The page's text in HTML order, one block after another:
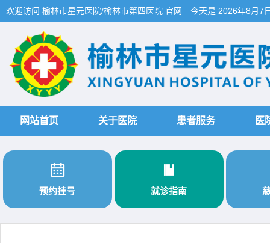
欢迎访问 榆林市星元医院/榆林市第四医院 官网 今天是 2026年8月7
网站首页 关于医院 患者服务 医

预约挂号

就诊指南